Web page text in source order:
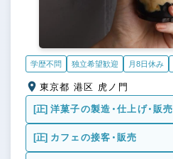
学歴不問 独立希望歓迎 月8日休み
東京都 港区 虎ノ門
[正] 洋菓子の製造・仕上げ・販売
[正] カフェの接客・販売